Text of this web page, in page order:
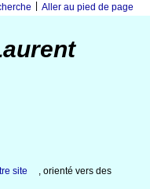
Aller au pied de page
site
, orienté vers des